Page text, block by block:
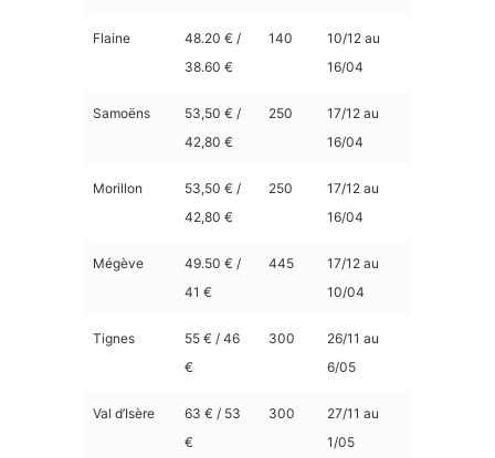
Flaine
48.20 € /
38.60 €
140
10/12 au
16/04
Samoëns
53,50 € /
42,80 €
250
17/12 au
16/04
Morillon
53,50 € /
42,80 €
250
17/12 au
16/04
Mégève
49.50 € /
41 €
445
17/12 au
10/04
Tignes
55 € / 46
€
300
26/11 au
6/05
Val d’Isère
63 € / 53
€
300
27/11 au
1/05